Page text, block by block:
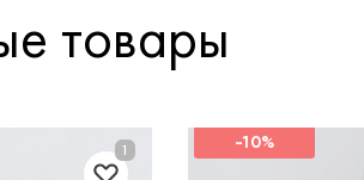
товары
-10%